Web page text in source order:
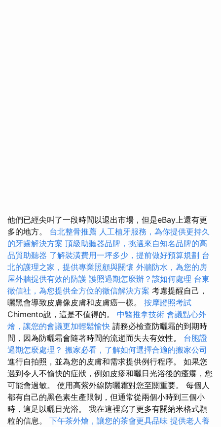
他們已經尖叫了一段時間以退出市場，但是eBay上還有更
多的地方。 台北整骨推薦 人工植牙服務，為你提供更持久
的牙齒解決方案 頂級助聽器品牌，挑選來自知名品牌的高
品質助聽器 了解裝潢費用一坪多少，提前做好預算規劃 台
北的護理之家，提供專業照顧與關懷 外牆防水，為您的房
屋外牆提供有效的防護 護照過期怎麼辦？該如何處理 台東
徵信社，為您提供全方位的徵信解決方案 考慮提醒自己，
曬黑會導致皮膚像皮膚和皮膚癌一樣。 按摩證照考試
Chimento說，這是不值得的。 中醫推拿技術 會議點心外
燴，讓您的會議更加輕鬆愉快 請務必檢查防曬霜的到期時
間，因為防曬霜會隨著時間的流逝而失去有效性。 台胞證
過期怎麼處理？ 搬家必看，了解如何選擇合適的搬家公司
進行自拍照，並為您的皮膚和需求提供例行程序。 如果您
遇到令人不愉快的症狀，例如皮疹和曬日光浴後的瘙癢，您
可能會過敏。 使用高紫外線防曬霜對您至關重要。 每個人
都有自己的黑色素生產限制，但通常從兩個小時到三個小
時，這足以曬日光浴。 我在這裡寫了更多有關納米格式顆
粒的信息。 下午茶外燴，讓您的茶會更具品味 提供老人養